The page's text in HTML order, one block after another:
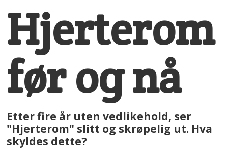
Hjerterom
før og nå
Etter fire år uten vedlikehold, ser
"Hjerterom" slitt og skrøpelig ut. Hva
skyldes dette?